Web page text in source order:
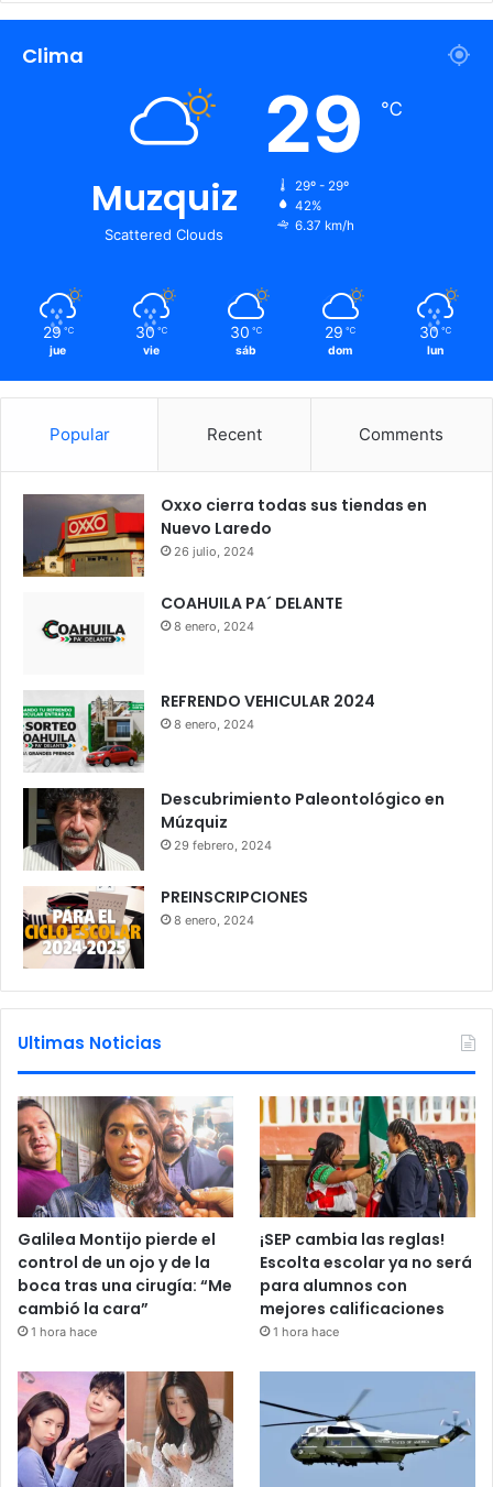
Clima
Muzquiz
Scattered Clouds
29 ℃
29º - 29º
42%
6.37 km/h
29 ℃
jue
30 ℃
vie
30 ℃
sáb
29 ℃
dom
30 ℃
lun
Popular Recent Comments
Oxxo cierra todas sus tiendas en
Nuevo Laredo
26 julio, 2024
COAHUILA PA´ DELANTE
8 enero, 2024
REFRENDO VEHICULAR 2024
8 enero, 2024
Descubrimiento Paleontológico en
Múzquiz
29 febrero, 2024
PREINSCRIPCIONES
8 enero, 2024
Ultimas Noticias
Galilea Montijo pierde el
control de un ojo y de la
boca tras una cirugía: “Me
cambió la cara”
1 hora hace
¡SEP cambia las reglas!
Escolta escolar ya no será
para alumnos con
mejores calificaciones
1 hora hace